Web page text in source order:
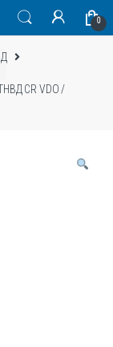
0
CR VDO /